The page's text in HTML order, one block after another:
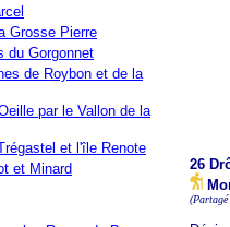
Grosse Pierre
du Gorgonnet
de Roybon et de la
par le Vallon de la
et l'île Renote
et Minard
26